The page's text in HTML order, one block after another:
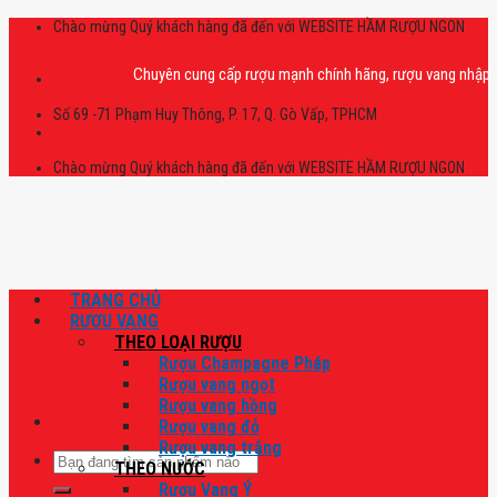
Skip
Chào mừng Quý khách hàng đã đến với WEBSITE HẦM RƯỢU NGON
Chuyên cung cấp rượu mạnh chính hãng, rượu vang nhập khẩu
Số 69 -71 Phạm Huy Thông, P. 17, Q. Gò Vấp, TPHCM
Chào mừng Quý khách hàng đã đến với WEBSITE HẦM RƯỢU NGON
Tìm
kiếm:
TRANG CHỦ
RƯỢU VANG
THEO LOẠI RƯỢU
Rượu Champagne Pháp
Rượu vang ngọt
Rượu vang hồng
Rượu vang đỏ
Rượu vang trắng
THEO NƯỚC
Rượu Vang Ý